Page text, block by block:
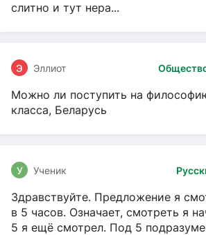
слитно и тут нера...
Э Эллиот
Можно ли поступить на
класса, Беларусь
У Ученик
Здравствуйте. Предложение я
в 5 часов. Означает, смотреть я
5 я ещё смотрел. Под 5